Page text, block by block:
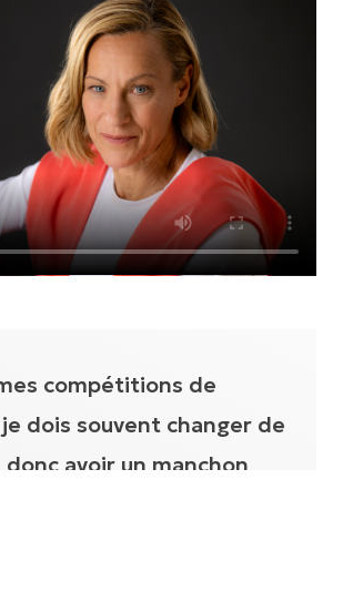
compétitions de
dois souvent changer de
avoir un manchon